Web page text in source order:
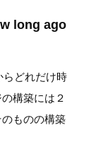
long ago
らどれだけ時
構築には２
ものの構築